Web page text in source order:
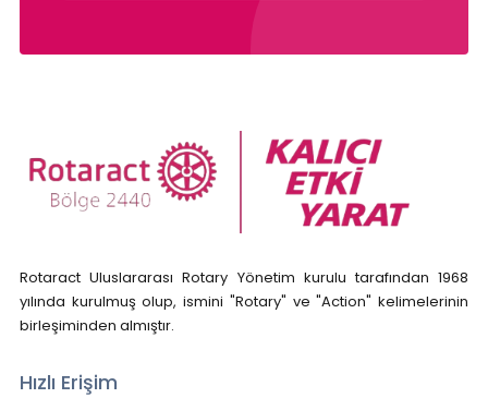
Rotaract Uluslararası Rotary Yönetim kurulu tarafından 1968
yılında kurulmuş olup, ismini "Rotary" ve "Action" kelimelerinin
birleşiminden almıştır.
Hızlı Erişim